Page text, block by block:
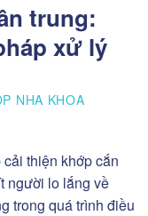
trung:
xử lý
NHA KHOA
thiện khớp cắn
người lo lắng về
trong quá trình điều